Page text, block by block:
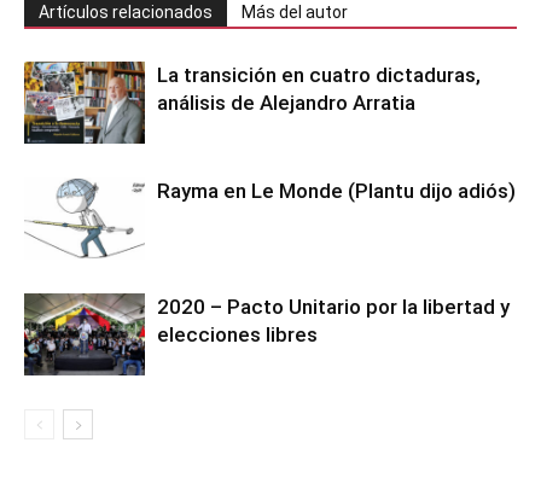
Artículos relacionados Más del autor
La transición en cuatro dictaduras,
análisis de Alejandro Arratia
Rayma en Le Monde (Plantu dijo adiós)
2020 – Pacto Unitario por la libertad y
elecciones libres